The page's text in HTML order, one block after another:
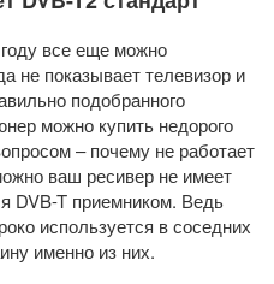
все еще можно
не показывает телевизор и
подобранного
можно купить недорого
– почему не работает
ваш ресивер не имеет
DVB-T приемником. Ведь
используется в соседних
именно из них.